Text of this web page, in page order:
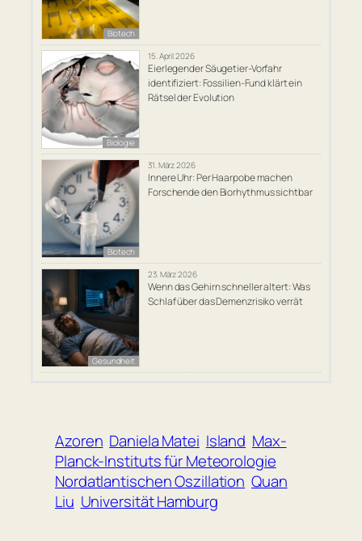
Biotech
Biologie
15. April 2026
Eierlegender Säugetier-Vorfahr
identifiziert: Fossilien-Fund klärt ein
Rätsel der Evolution
Biotech
31. März 2026
Innere Uhr: Per Haarpobe machen
Forschende den Biorhythmus sichtbar
Gesundheit
23. März 2026
Wenn das Gehirn schneller altert: Was
Schlaf über das Demenzrisiko verrät
Azoren Daniela Matei Island Max-
Planck-Instituts für Meteorologie
Nordatlantischen Oszillation Quan
Liu Universität Hamburg